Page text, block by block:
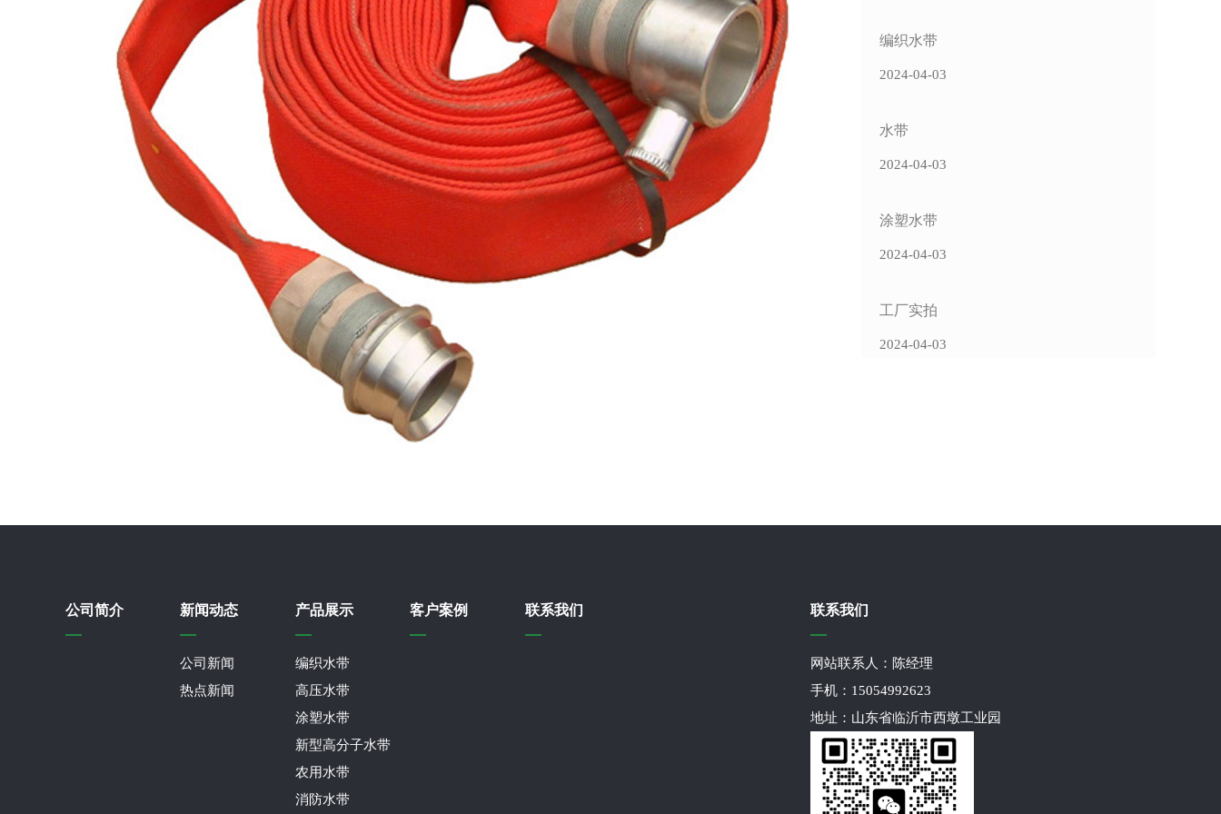
编织水带
2024-04-03
水带
2024-04-03
涂塑水带
2024-04-03
工厂实拍
2024-04-03
公司简介 新闻动态
公司新闻
热点新闻
产品展示
编织水带
高压水带
涂塑水带
新型高分子水带
农用水带
消防水带
客户案例 联系我们 联系我们
网站联系人：陈经理
手机：15054992623
地址：山东省临沂市西墩工业园